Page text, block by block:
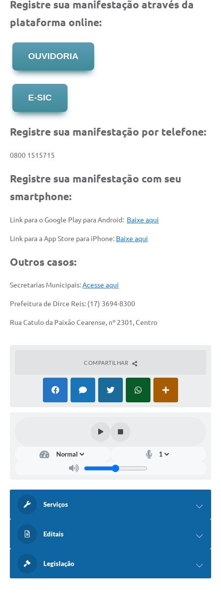
Registre sua manifestação através da
plataforma online:
OUVIDORIA
E-SIC
Registre sua manifestação por telefone:
0800 1515715
Registre sua manifestação com seu
smartphone:
Link para o Google Play para Android: Baixe aqui
Link para a App Store para iPhone: Baixe aqui
Outros casos:
Secretarias Municipais:Acesse aqui
Prefeitura de Dirce Reis: (17) 3694-8300
Rua Catulo da Paixão Cearense, nº 2301, Centro
COMPARTILHAR
Serviços
Editais
Legislação